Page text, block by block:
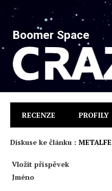
Boomer Space
RECENZE PROFILY
Diskuse ke článku :
Vložit příspěvek
Jméno